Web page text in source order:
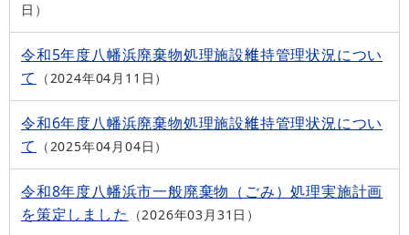
日
令和5年度八幡浜廃棄物処理施設維持管理状況につい
て
2024年04月11日
令和6年度八幡浜廃棄物処理施設維持管理状況につい
て
2025年04月04日
令和8年度八幡浜市一般廃棄物（ごみ）処理実施計画
を策定しました
2026年03月31日